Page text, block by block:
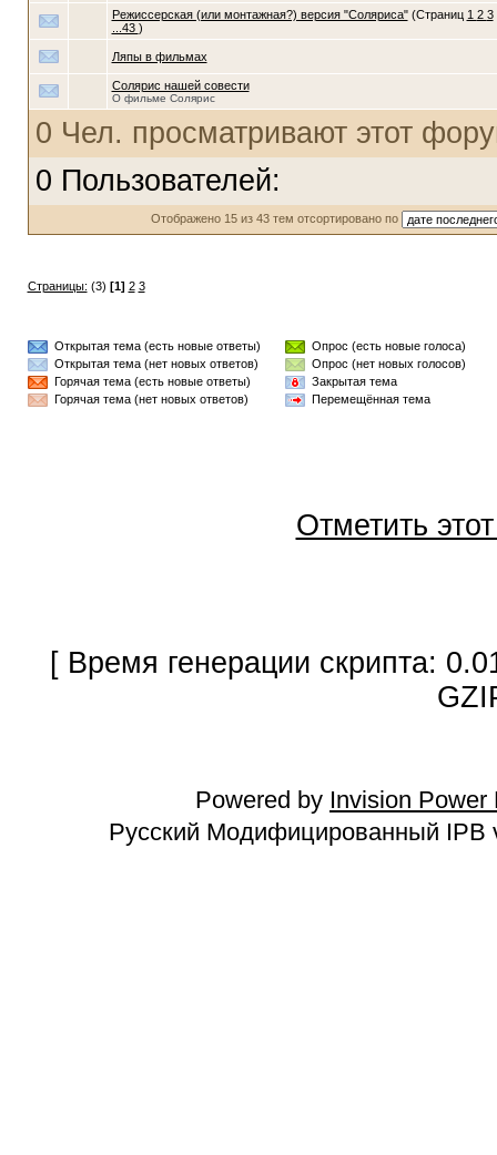
Режиссерская (или монтажная?) версия "Соляриса" (Страниц 1 2 3
...43 )
Ляпы в фильмах
Солярис нашей совести
О фильме Солярис
0 Чел. просматривают этот
0 Пользователей:
Отображено 15 из 43 тем отсортировано по
Страницы: (3) [1] 2 3
Открытая тема (есть новые ответы)
Открытая тема (нет новых ответов)
Горячая тема (есть новые ответы)
Горячая тема (нет новых ответов)
Опрос (есть новые голоса)
Опрос (нет новых голосов)
Закрытая тема
Перемещённая тема
Отметить
[ Время генерации скрипта:
Powered by Invision Power
Русский Модифицированный IPB